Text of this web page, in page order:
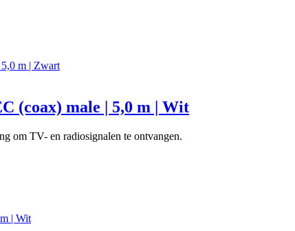
(coax) male | 5,0 m | Wit
om TV- en radiosignalen te ontvangen.